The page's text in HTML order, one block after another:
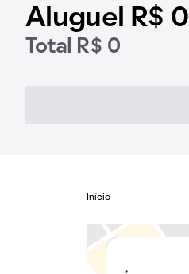
Aluguel R$ 0
Total R$ 0
Início
,